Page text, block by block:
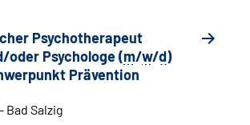
Psychotherapeut
oder Psychologe (m/w/d)
Prävention
Bad Salzig